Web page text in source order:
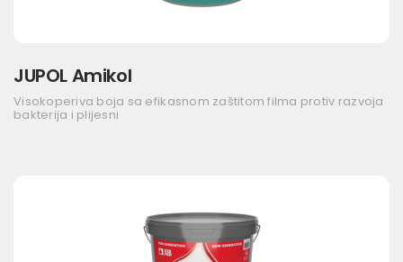
JUPOL Amikol
Visokoperiva boja sa efikasnom zaštitom filma protiv razvoja
bakterija i plijesni